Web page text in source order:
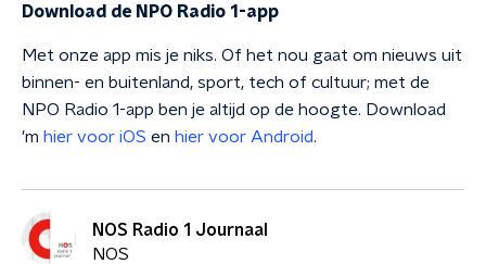
Download de NPO Radio 1-app
Met onze app mis je niks. Of het nou gaat om nieuws uit
binnen- en buitenland, sport, tech of cultuur; met de
NPO Radio 1-app ben je altijd op de hoogte. Download
'm hier voor iOS en hier voor Android.
NOS Radio 1 Journaal
NOS